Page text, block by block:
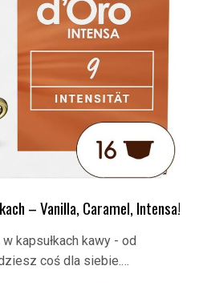
– Vanilla, Caramel, Intensa!
kapsułkach kawy - od
coś dla siebie.…